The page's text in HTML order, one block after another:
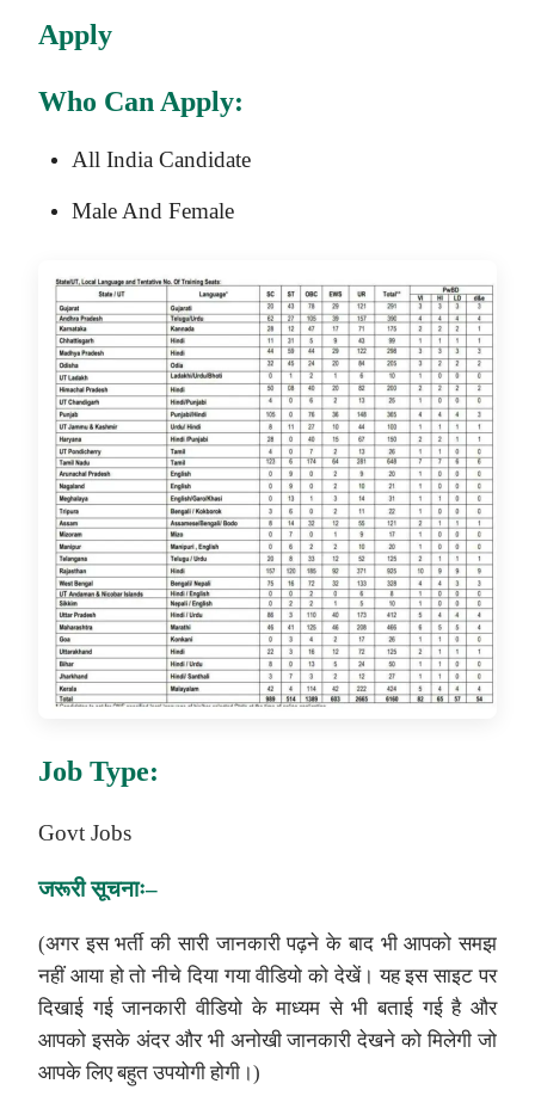
Apply
Who Can Apply:
All India Candidate
Male And Female
Job Type:
Govt Jobs
जरूरी सूचनाः–
(अगर इस भर्ती की सारी जानकारी पढ़ने के बाद भी आपको समझ
नहीं आया हो तो नीचे दिया गया वीडियो को देखें। यह इस साइट पर
दिखाई गई जानकारी वीडियो के माध्यम से भी बताई गई है और
आपको इसके अंदर और भी अनोखी जानकारी देखने को मिलेगी जो
आपके लिए बहुत उपयोगी होगी।)